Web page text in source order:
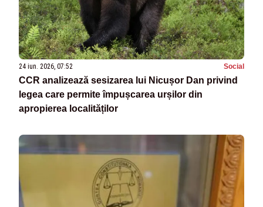
24 iun. 2026, 07:52 Social
CCR analizează sesizarea lui Nicușor Dan privind
legea care permite împușcarea urșilor din
apropierea localităților